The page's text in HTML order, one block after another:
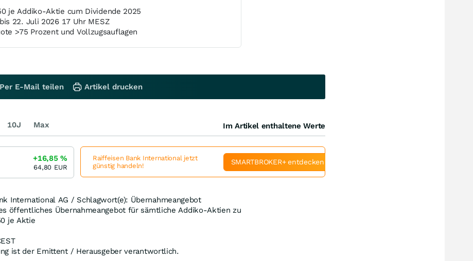
je Addiko-Aktie cum Dividende 2025
22. Juli 2026 17 Uhr MESZ
>75 Prozent und Vollzugsauflagen
International AG / Schlagwort(e): Übernahmeangebot
öffentliches Übernahmeangebot für sämtliche Addiko-Aktien zu
je Aktie
ist der Emittent / Herausgeber verantwortlich.
Per E-Mail teilen Artikel drucken
10J Max Im Artikel enthaltene Werte
+16,85%
64,80 EUR
Raiffeisen Bank International jetzt
günstig handeln!
SMARTBROKER+ entdecken